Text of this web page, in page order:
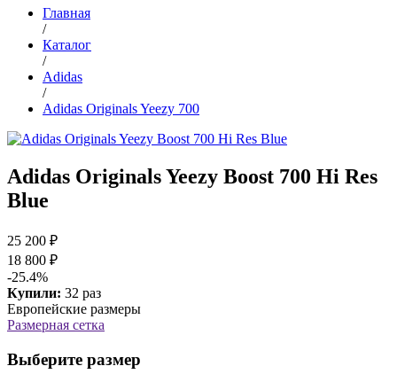
Главная
/
Каталог
/
Adidas
/
Adidas Originals Yeezy 700
Adidas Originals Yeezy Boost 700 Hi Res
Blue
25 200 ₽
18 800 ₽
-25.4%
Купили: 32 раз
Европейские размеры
Размерная сетка
Выберите размер